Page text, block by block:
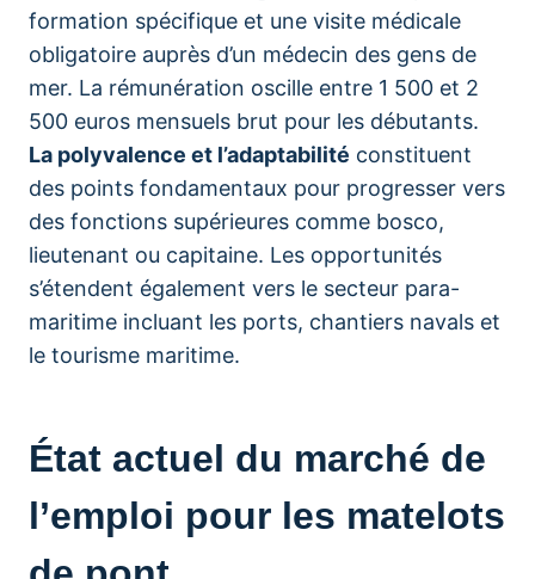
formation spécifique et une visite médicale
obligatoire auprès d’un médecin des gens de
mer. La rémunération oscille entre 1 500 et 2
500 euros mensuels brut pour les débutants.
La polyvalence et l’adaptabilité constituent
des points fondamentaux pour progresser vers
des fonctions supérieures comme bosco,
lieutenant ou capitaine. Les opportunités
s’étendent également vers le secteur para-
maritime incluant les ports, chantiers navals et
le tourisme maritime.
État actuel du marché de
l’emploi pour les matelots